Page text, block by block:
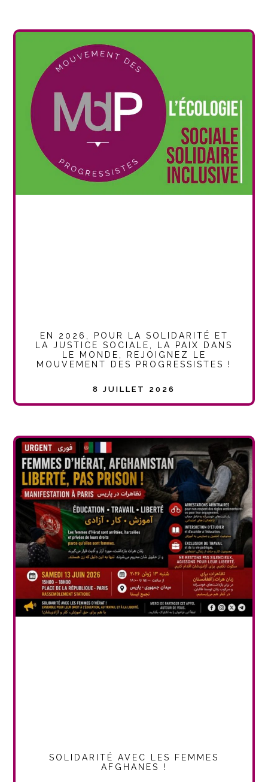
EN 2026, POUR LA SOLIDARITÉ ET
LA JUSTICE SOCIALE, LA PAIX DANS
LE MONDE, REJOIGNEZ LE
MOUVEMENT DES PROGRESSISTES !
8 JUILLET 2026
SOLIDARITÉ AVEC LES FEMMES
AFGHANES !